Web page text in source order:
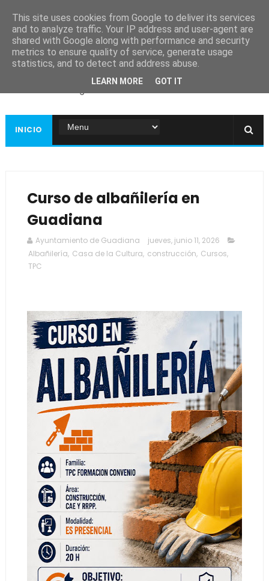
Ayuntamiento de
Guadiana
INICIO
Curso de albañilería en
Guadiana
Ayuntamiento de Guadiana
jueves, junio 11, 2026
Albañilería, Casa de la Cultura, construcción, Cursos,
TPC
This site uses cookies from Google to deliver its services
and to analyze traffic. Your IP address and user-agent are
shared with Google along with performance and security
metrics to ensure quality of service, generate usage
statistics, and to detect and address abuse.
LEARN MORE GOT IT